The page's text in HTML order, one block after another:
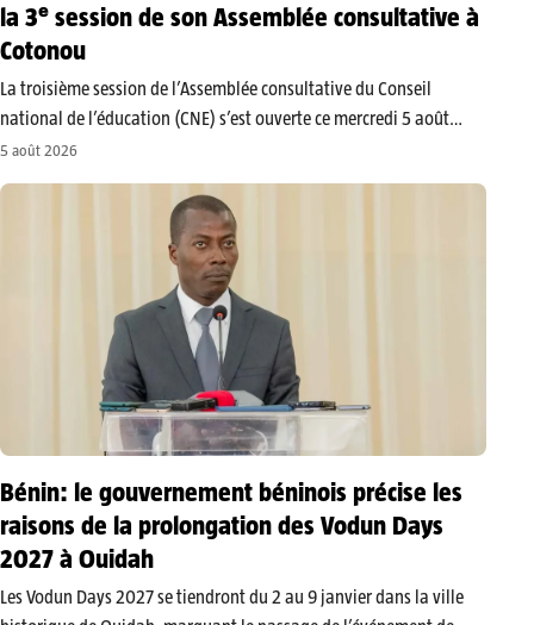
la 3ᵉ session de son Assemblée consultative à
Cotonou
​La troisième session de l’Assemblée consultative du Conseil
national de l’éducation (CNE) s’est ouverte ce mercredi 5 août
2026 à Cotonou. Prevus pour se dérouler sur trois jours, du 5 au 7
5 août 2026
Bénin: le gouvernement béninois précise les
raisons de la prolongation des Vodun Days
2027 à Ouidah
​Les Vodun Days 2027 se tiendront du 2 au 9 janvier dans la ville